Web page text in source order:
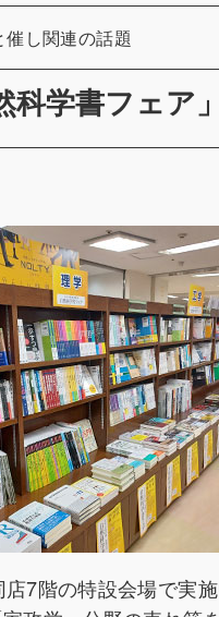
科学書フェア
ゴリー
催し関連の話題
7階の特設会場で実